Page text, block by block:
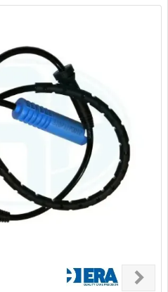
chevron_right
Next